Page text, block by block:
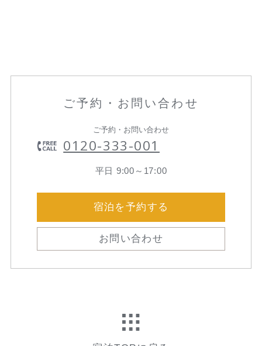
ご予約・お問い合わせ
ご予約・お問い合わせ
0120-333-001
平日 9:00～17:00
宿泊を予約する
お問い合わせ